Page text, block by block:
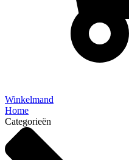
Winkelmand
Home
Categorieën